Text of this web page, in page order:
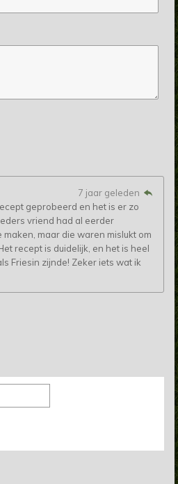
7 jaar geleden
geprobeerd en het is er zo
vriend had al eerder
maar die waren mislukt om
recept is duidelijk, en het is heel
Friesin zijnde! Zeker iets wat ik